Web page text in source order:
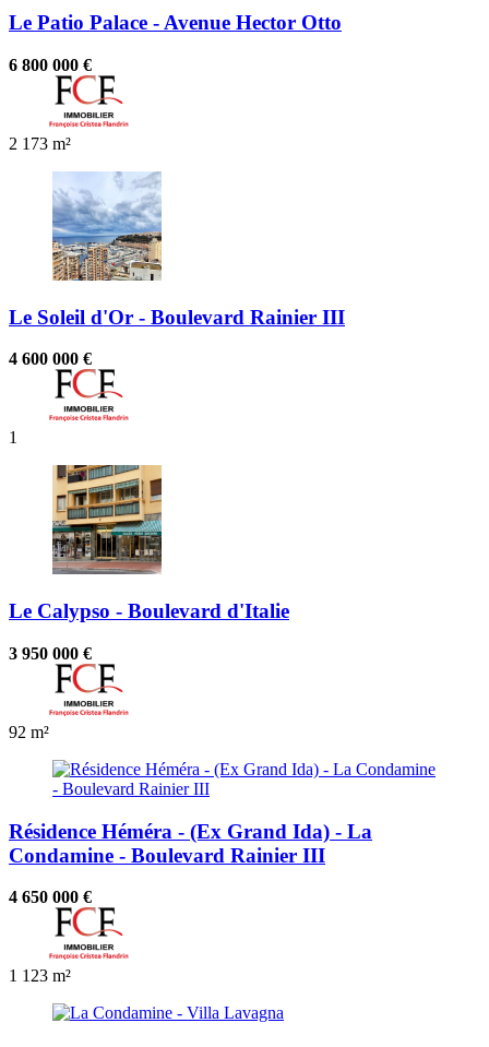
Le Patio Palace - Avenue Hector Otto
6 800 000 €
2 173 m²
Le Soleil d'Or - Boulevard Rainier III
4 600 000 €
1
Le Calypso - Boulevard d'Italie
3 950 000 €
92 m²
Résidence Héméra - (Ex Grand Ida) - La
Condamine - Boulevard Rainier III
4 650 000 €
1 123 m²